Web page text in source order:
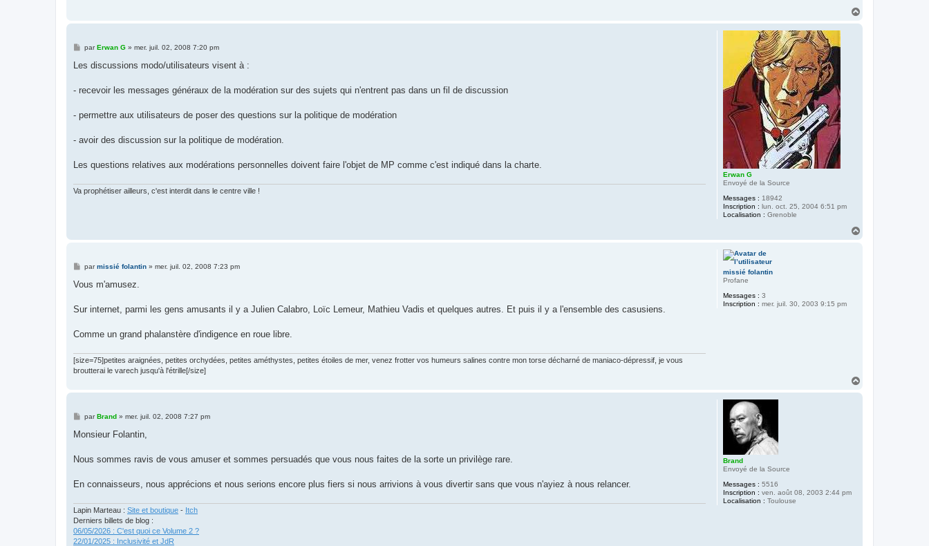
Erwan G
Envoyé de la Source
Messages : 18942
Inscription : lun. oct. 25, 2004 6:51 pm
Localisation : Grenoble
M
s
g
parErwan G» mer. juil. 02, 2008 7:20 pm
Les discussions modo/utilisateurs visent à :
- recevoir les messages généraux de la modération sur des sujets qui n'entrent pas dans un fil de discussion
- permettre aux utilisateurs de poser des questions sur la politique de modération
- avoir des discussion sur la politique de modération.
Les questions relatives aux modérations personnelles doivent faire l'objet de MP comme c'est indiqué dans la charte.
Va prophétiser ailleurs, c'est interdit dans le centre ville !
missié folantin
Profane
Messages : 3
Inscription : mer. juil. 30, 2003 9:15 pm
M
s
g
parmissié folantin» mer. juil. 02, 2008 7:23 pm
Vous m'amusez.
Sur internet, parmi les gens amusants il y a Julien Calabro, Loïc Lemeur, Mathieu Vadis et quelques autres. Et puis il y a l'ensemble des casusiens.
Comme un grand phalanstère d'indigence en roue libre.
[size=75]petites araignées, petites orchydées, petites améthystes, petites étoiles de mer, venez frotter vos humeurs salines contre mon torse décharné de maniaco-dépressif, je vous
broutterai le varech jusqu'à l'étrille[/size]
Brand
Envoyé de la Source
Messages : 5516
Inscription : ven. août 08, 2003 2:44 pm
Localisation : Toulouse
M
s
g
parBrand» mer. juil. 02, 2008 7:27 pm
Monsieur Folantin,
Nous sommes ravis de vous amuser et sommes persuadés que vous nous faites de la sorte un privilège rare.
En connaisseurs, nous apprécions et nous serions encore plus fiers si nous arrivions à vous divertir sans que vous n'ayiez à nous relancer.
Lapin Marteau : Site et boutique - Itch
Derniers billets de blog :
06/05/2026 : C'est quoi ce Volume 2 ?
22/01/2025 : Inclusivité et JdR